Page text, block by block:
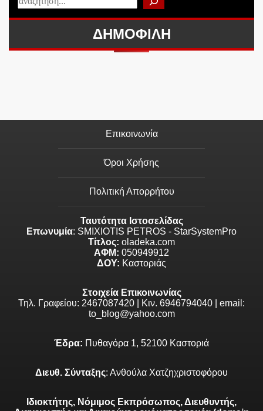
ΔΗΜΟΦΙΛΗ
Επικοινωνία
Όροι Χρήσης
Πολιτική Απορρήτου
Ταυτότητα Ιστοσελίδας
Επωνυμία: SMIXIOTIS PETROS - StarSystemPro
Τίτλος: oladeka.com
ΑΦΜ: 050949912
ΔΟΥ: Καστοριάς
Στοιχεία Επικοινωνίας
Τηλ. Γραφείου: 2467087420 | Κιν. 6946794040 | email:
to_blog@yahoo.com
Έδρα: Πυθαγόρα 1, 52100 Καστοριά
Διευθ. Σύνταξης: Ανθούλα Χατζηχριστοφόρου
Ιδιοκτήτης, Νόμιμος Εκπρόσωπος, Διευθυντής,